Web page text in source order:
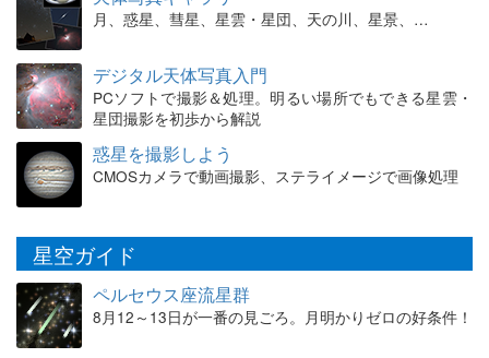
月、惑星、彗星、星雲・星団、天の川、星景、…
デジタル天体写真入門
PCソフトで撮影＆処理。明るい場所でもできる星雲・
星団撮影を初歩から解説
惑星を撮影しよう
CMOSカメラで動画撮影、ステライメージで画像処理
星空ガイド
ペルセウス座流星群
8月12～13日が一番の見ごろ。月明かりゼロの好条件！